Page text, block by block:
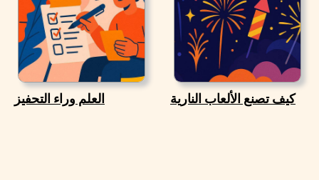
العلم وراء التحفيز كيف تصنع الألعاب النارية